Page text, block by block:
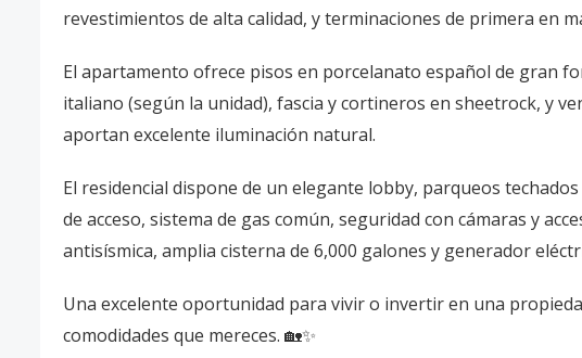
revestimientos de alta calidad, y terminaciones de primera en
El apartamento ofrece pisos en porcelanato español de gran
italiano (según la unidad), fascia y cortineros en sheetrock, y
aportan excelente iluminación natural.
El residencial dispone de un elegante lobby, parqueos
de acceso, sistema de gas común, seguridad con cámaras y
antisísmica, amplia cisterna de 6,000 galones y generador
Una excelente oportunidad para vivir o invertir en una
comodidades que mereces. 🏡✨